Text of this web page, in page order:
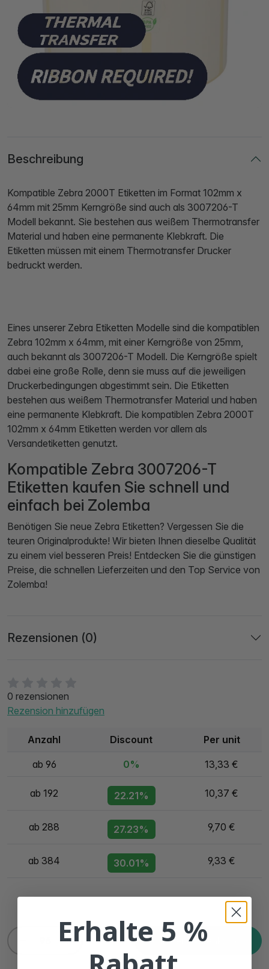
0 rezensionen
Rezension hinzufügen
Anzahl Discount Per unit
ab 96 0% 13,33 €
ab 192 22.21% 10,37 €
ab 288 27.23% 9,70 €
ab 384 30.01% 9,33 €
In den Warenkorb
Beschreibung
Kompatible Zebra 2000T Etiketten im Format 102mm x
64mm mit 25mm Kerngröße sind auch als 3007206-T
Modell bekannt. Sie bestehen aus weißem Thermotransfer
Material und haben eine permanente Klebkraft. Die
Etiketten müssen mit einem Thermotransfer Drucker
bedruckt werden.
Eines unserer Zebra Etiketten Modelle sind die kompatiblen
Zebra 102mm x 64mm, mit einer Kerngröße von 25mm,
auch bekannt als 3007206-T Modell. Die Kerngröße spielt
dabei eine große Rolle, denn sie muss auf die jeweiligen
Druckerbedingungen abgestimmt sein. Die Etiketten
bestehen aus weißem Thermotransfer Material und haben
eine permanente Klebkraft. Die kompatiblen Zebra 2000T
102mm x 64mm Etiketten werden vor allem als
Versandetiketten genutzt.
Kompatible Zebra 3007206-T
Etiketten kaufen Sie schnell und
einfach bei Zolemba
Benötigen Sie neue Zebra Etiketten? Vergessen Sie die
teuren Originalprodukte! Wir bieten Ihnen dieselbe Qualität
zu einem viel besseren Preis! Entdecken Sie die günstigen
Preise, die schnellen Lieferzeiten und den Top Service von
Zolemba!
Rezensionen (0)
Erhalte 5 %